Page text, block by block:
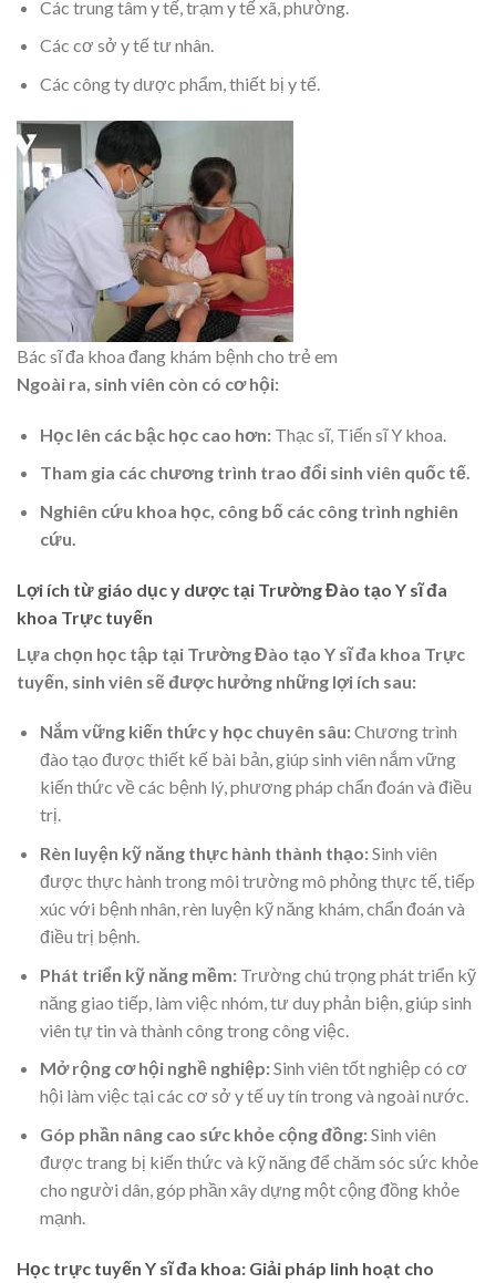
Các trung tâm y tế, trạm y tế xã, phường.
Các cơ sở y tế tư nhân.
Các công ty dược phẩm, thiết bị y tế.
Bác sĩ đa khoa đang khám bệnh cho trẻ em
Ngoài ra, sinh viên còn có cơ hội:
Học lên các bậc học cao hơn:Thạc sĩ, Tiến sĩ Y khoa.
Tham gia các chương trình trao đổi sinh viên quốc tế.
Nghiên cứu khoa học, công bố các công trình nghiên
cứu.
Lợi ích từ giáo dục y dược tại Trường Đào tạo Y sĩ đa
khoa Trực tuyến
Lựa chọn học tập tại Trường Đào tạo Y sĩ đa khoa Trực
tuyến, sinh viên sẽ được hưởng những lợi ích sau:
Nắm vững kiến thức y học chuyên sâu:Chương trình
đào tạo được thiết kế bài bản, giúp sinh viên nắm vững
kiến thức về các bệnh lý, phương pháp chẩn đoán và điều
trị.
Rèn luyện kỹ năng thực hành thành thạo:Sinh viên
được thực hành trong môi trường mô phỏng thực tế, tiếp
xúc với bệnh nhân, rèn luyện kỹ năng khám, chẩn đoán và
điều trị bệnh.
Phát triển kỹ năng mềm:Trường chú trọng phát triển kỹ
năng giao tiếp, làm việc nhóm, tư duy phản biện, giúp sinh
viên tự tin và thành công trong công việc.
Mở rộng cơ hội nghề nghiệp:Sinh viên tốt nghiệp có cơ
hội làm việc tại các cơ sở y tế uy tín trong và ngoài nước.
Góp phần nâng cao sức khỏe cộng đồng:Sinh viên
được trang bị kiến thức và kỹ năng để chăm sóc sức khỏe
cho người dân, góp phần xây dựng một cộng đồng khỏe
mạnh.
Học trực tuyến Y sĩ đa khoa: Giải pháp linh hoạt cho